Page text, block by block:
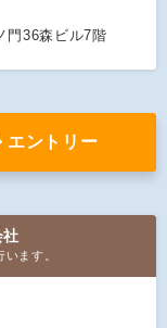
門36森ビル7階
エントリー
ます。